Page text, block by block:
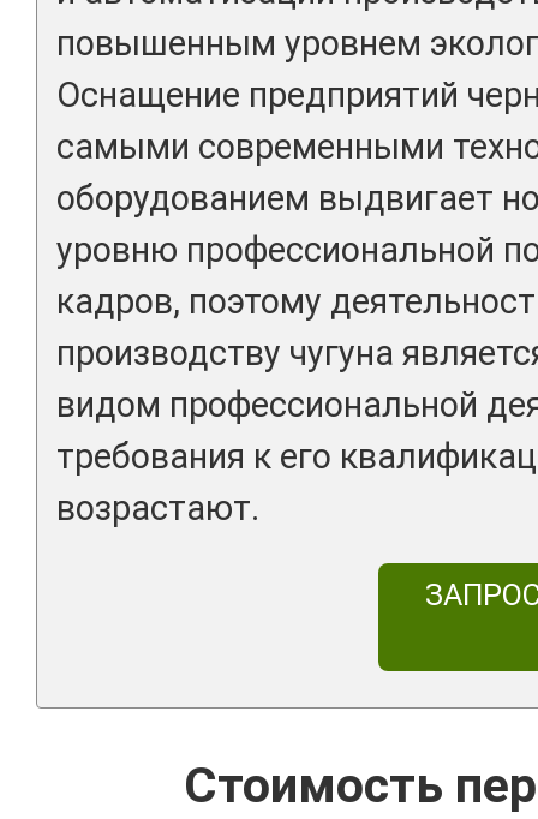
повышенным уровнем
Оснащение предприятий
самыми современными
оборудованием выдвигает
уровню профессиональной
кадров, поэтому
производству чугуна
видом профессиональной
требования к его
возрастают.
Стоимость